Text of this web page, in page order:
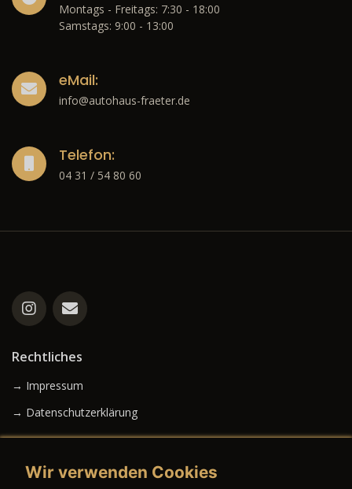
Montags - Freitags: 7:30 - 18:00
Samstags: 9:00 - 13:00
eMail:
info@autohaus-fraeter.de
Telefon:
04 31 / 54 80 60
Rechtliches
→ Impressum
→ Datenschutzerklärung
Wir verwenden Cookies